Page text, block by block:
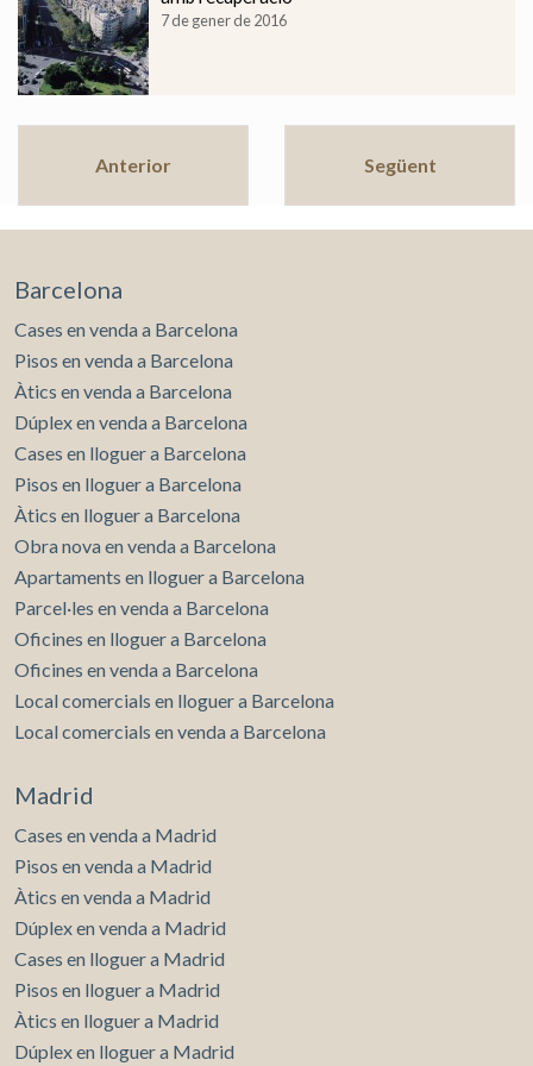
7 de gener de 2016
Anterior Següent
Barcelona
Cases en venda a Barcelona
Pisos en venda a Barcelona
Àtics en venda a Barcelona
Dúplex en venda a Barcelona
Cases en lloguer a Barcelona
Pisos en lloguer a Barcelona
Àtics en lloguer a Barcelona
Obra nova en venda a Barcelona
Apartaments en lloguer a Barcelona
Parcel·les en venda a Barcelona
Oficines en lloguer a Barcelona
Oficines en venda a Barcelona
Local comercials en lloguer a Barcelona
Local comercials en venda a Barcelona
Madrid
Cases en venda a Madrid
Pisos en venda a Madrid
Àtics en venda a Madrid
Dúplex en venda a Madrid
Cases en lloguer a Madrid
Pisos en lloguer a Madrid
Àtics en lloguer a Madrid
Dúplex en lloguer a Madrid